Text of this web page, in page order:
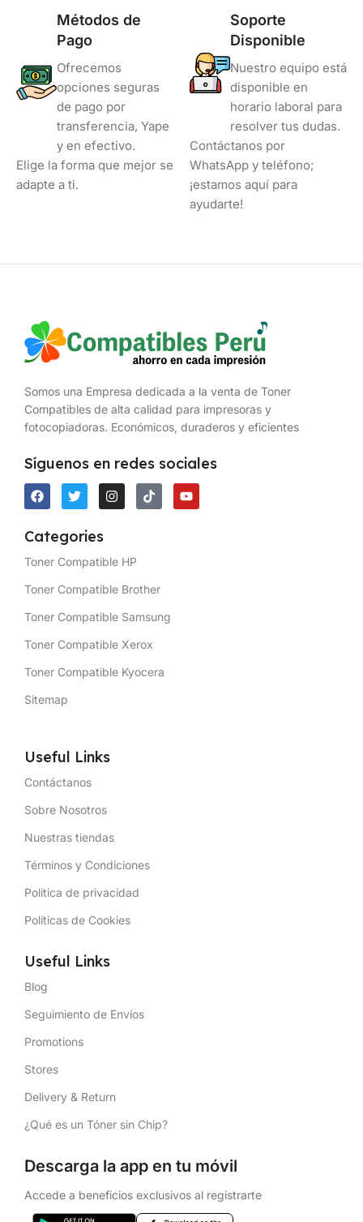
Métodos de
Pago
Ofrecemos
opciones seguras
de pago por
transferencia, Yape
y en efectivo.
Elige la forma que mejor se
adapte a ti.
Soporte
Disponible
Nuestro equipo está
disponible en
horario laboral para
resolver tus dudas.
Contáctanos por
WhatsApp y teléfono;
¡estamos aquí para
ayudarte!
Somos una Empresa dedicada a la venta de Toner
Compatibles de alta calidad para impresoras y
fotocopiadoras. Económicos, duraderos y eficientes
Síguenos en redes sociales
Categories
Toner Compatible HP
Toner Compatible Brother
Toner Compatible Samsung
Toner Compatible Xerox
Toner Compatible Kyocera
Sitemap
Useful Links
Contáctanos
Sobre Nosotros
Nuestras tiendas
Términos y Condiciones
Política de privacidad
Políticas de Cookies
Useful Links
Blog
Seguimiento de Envíos
Promotions
Stores
Delivery & Return
¿Qué es un Tóner sin Chip?
Descarga la app en tu móvil
Accede a beneficios exclusivos al registrarte